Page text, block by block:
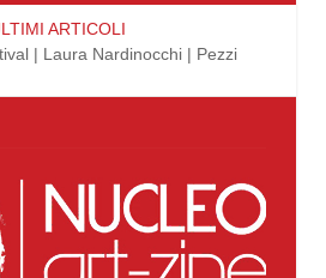
ARTICOLI
| Laura Nardinocchi | Pezzi